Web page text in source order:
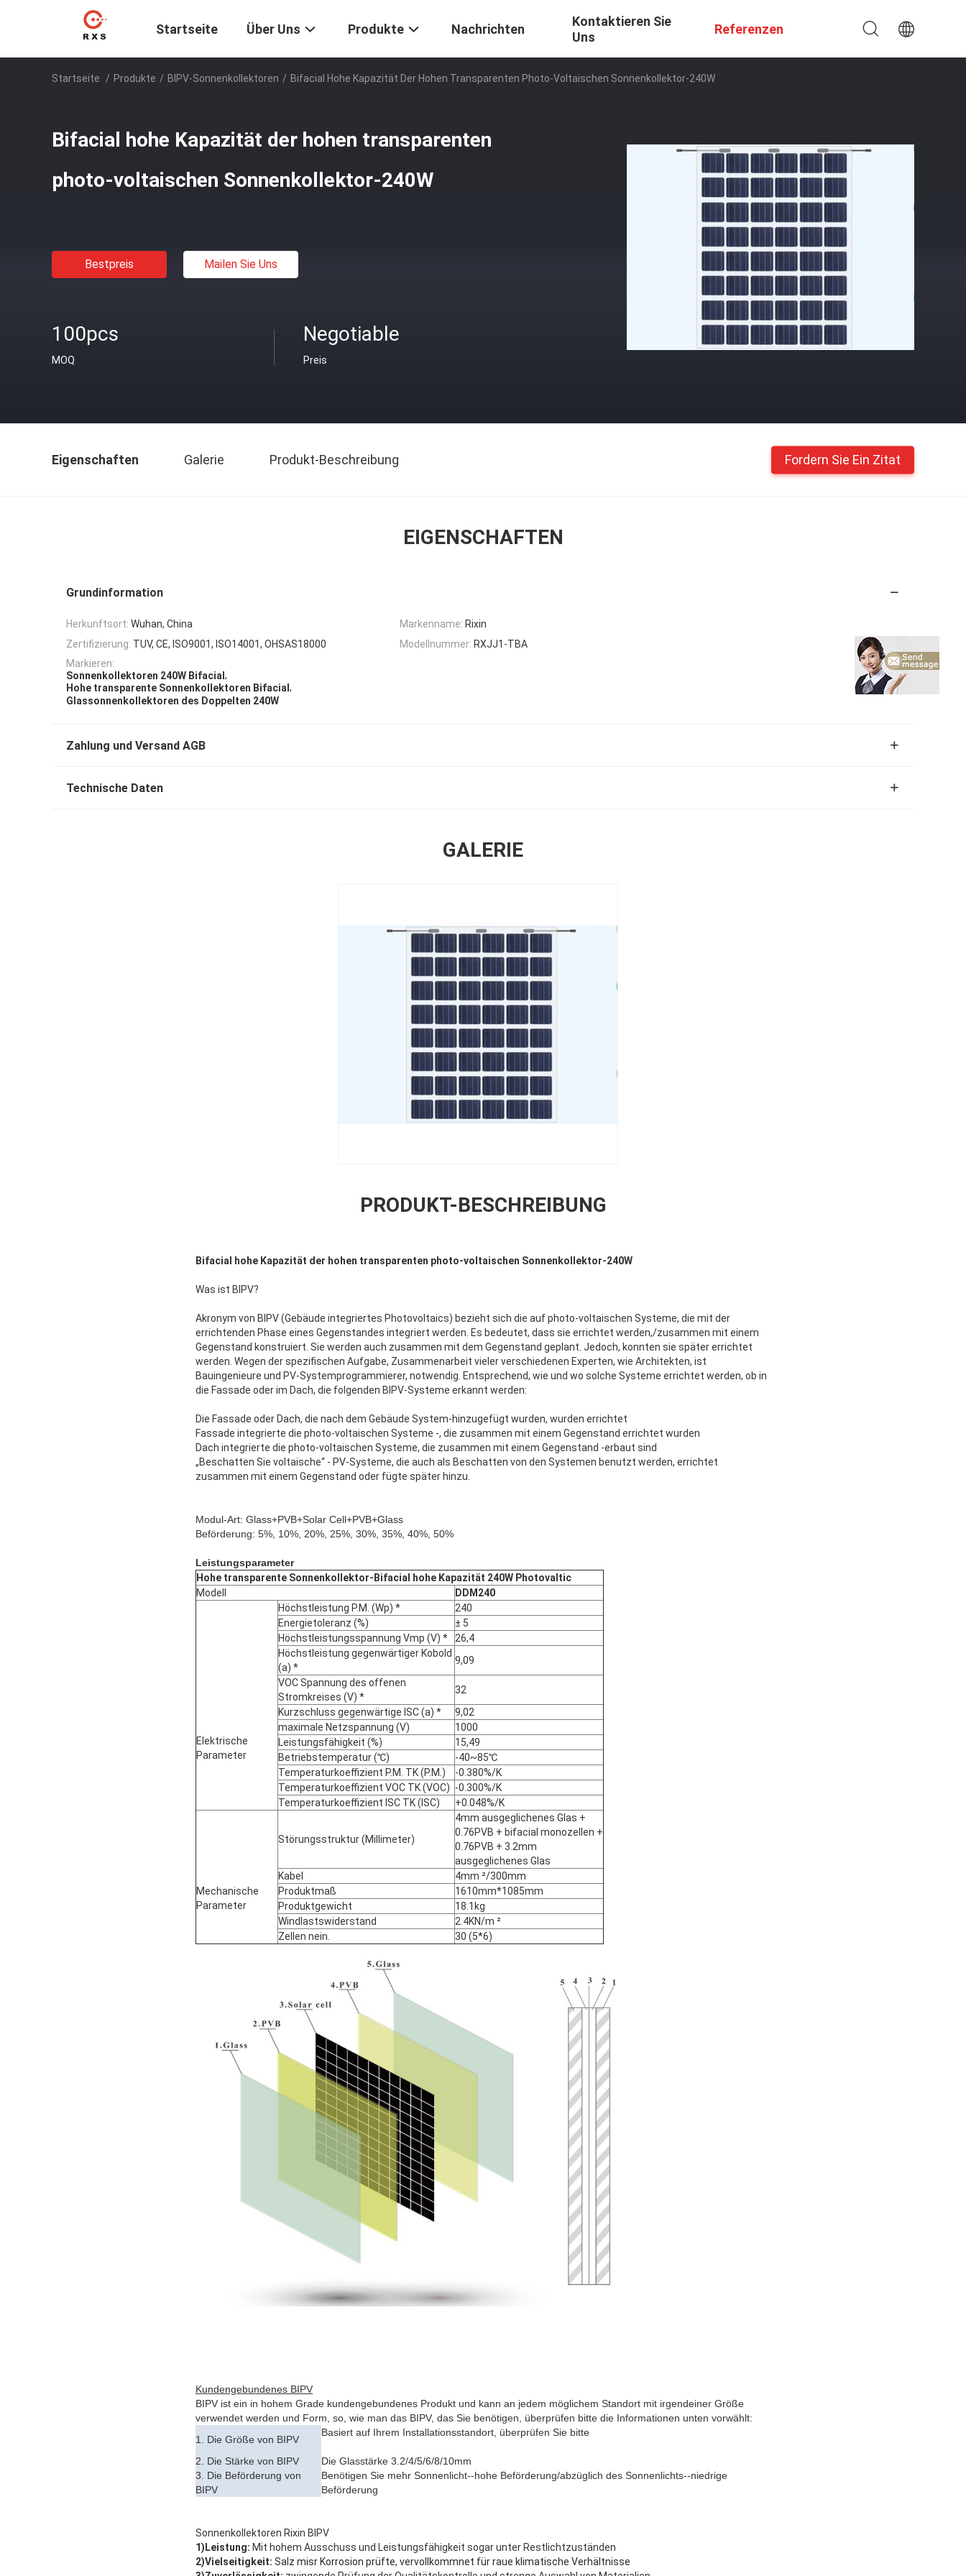
Hinterlass eine Nachricht Wir rufen Sie bald zurück!
EINREICHUNGEN
Startseite Über Uns Produkte Nachrichten
Kontaktieren Sie
Uns
Referenzen
Startseite / Produkte / BIPV-Sonnenkollektoren / Bifacial Hohe Kapazität Der Hohen Transparenten Photo-Voltaischen Sonnenkollektor-240W
Bifacial hohe Kapazität der hohen transparenten
photo-voltaischen Sonnenkollektor-240W
Bestpreis Mailen Sie Uns
100pcs
MOQ
Negotiable
Preis
Eigenschaften Galerie Produkt-Beschreibung Fordern Sie Ein Zitat
EIGENSCHAFTEN
Grundinformation
Herkunftsort: Wuhan, China Markenname: Rixin
Zertifizierung: TUV, CE, ISO9001, ISO14001, OHSAS18000 Modellnummer: RXJJ1-TBA
Markieren:
Sonnenkollektoren 240W Bifacial ,
Hohe transparente Sonnenkollektoren Bifacial ,
Glassonnenkollektoren des Doppelten 240W
Zahlung und Versand AGB
Technische Daten
GALERIE
PRODUKT-BESCHREIBUNG
Bifacial hohe Kapazität der hohen transparenten photo-voltaischen Sonnenkollektor-240W
Was ist BIPV?
Akronym von BIPV (Gebäude integriertes Photovoltaics) bezieht sich die auf photo-voltaischen Systeme, die mit der
errichtenden Phase eines Gegenstandes integriert werden. Es bedeutet, dass sie errichtet werden,/zusammen mit einem
Gegenstand konstruiert. Sie werden auch zusammen mit dem Gegenstand geplant. Jedoch, konnten sie später errichtet
werden. Wegen der spezifischen Aufgabe, Zusammenarbeit vieler verschiedenen Experten, wie Architekten, ist
Bauingenieure und PV-Systemprogrammierer, notwendig. Entsprechend, wie und wo solche Systeme errichtet werden, ob in
die Fassade oder im Dach, die folgenden BIPV-Systeme erkannt werden:
Die Fassade oder Dach, die nach dem Gebäude System-hinzugefügt wurden, wurden errichtet
Fassade integrierte die photo-voltaischen Systeme -, die zusammen mit einem Gegenstand errichtet wurden
Dach integrierte die photo-voltaischen Systeme, die zusammen mit einem Gegenstand -erbaut sind
„Beschatten Sie voltaische“ - PV-Systeme, die auch als Beschatten von den Systemen benutzt werden, errichtet
zusammen mit einem Gegenstand oder fügte später hinzu.
Modul-Art: Glass+PVB+Solar Cell+PVB+Glass
Beförderung: 5%, 10%, 20%, 25%, 30%, 35%, 40%, 50%
Leistungsparameter
Hohe transparente Sonnenkollektor-Bifacial hohe Kapazität 240W Photovaltic
Modell
DDM240
Elektrische
Parameter
Höchstleistung P.M. (Wp) *
240
Energietoleranz (%)
± 5
Höchstleistungsspannung Vmp (V) *
26,4
Höchstleistung gegenwärtiger Kobold
(a) *
9,09
VOC Spannung des offenen
Stromkreises (V) *
32
Kurzschluss gegenwärtige ISC (a) *
9,02
maximale Netzspannung (V)
1000
Leistungsfähigkeit (%)
15,49
Betriebstemperatur (℃)
-40~85℃
Temperaturkoeffizient P.M. TK (P.M.)
-0.380%/K
Temperaturkoeffizient VOC TK (VOC) -0.300%/K
Temperaturkoeffizient ISC TK (ISC)
+0.048%/K
Mechanische
Parameter
Störungsstruktur (Millimeter)
4mm ausgeglichenes Glas +
0.76PVB + bifacial monozellen +
0.76PVB + 3.2mm
ausgeglichenes Glas
Kabel
4mm ²/300mm
Produktmaß
1610mm*1085mm
Produktgewicht
18.1kg
Windlastswiderstand
2.4KN/m ²
Zellen nein.
30 (5*6)
Kundengebundenes BIPV
BIPV ist ein in hohem Grade kundengebundenes Produkt und kann an jedem möglichem Standort mit irgendeiner Größe
verwendet werden und Form, so, wie man das BIPV, das Sie benötigen, überprüfen bitte die Informationen unten vorwählt:
1. Die Größe von BIPV
Basiert auf Ihrem Installationsstandort, überprüfen Sie bitte
2. Die Stärke von BIPV
Die Glasstärke 3.2/4/5/6/8/10mm
3. Die Beförderung von
BIPV
Benötigen Sie mehr Sonnenlicht--hohe Beförderung/abzüglich des Sonnenlichts--niedrige
Beförderung
Sonnenkollektoren Rixin BIPV
1)Leistung: Mit hohem Ausschuss und Leistungsfähigkeit sogar unter Restlichtzuständen
2)Vielseitigkeit: Salz misr Korrosion prüfte, vervollkommnet für raue klimatische Verhältnisse